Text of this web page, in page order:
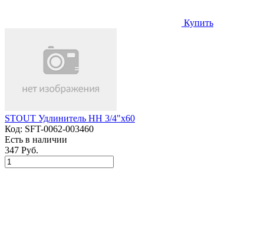
Купить
STOUT Удлинитель НН 3/4"x60
Код: SFT-0062-003460
Есть в наличии
347 Руб.